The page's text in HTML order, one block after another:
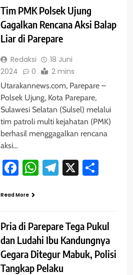
Tim PMK Polsek Ujung
Gagalkan Rencana Aksi Balap
Liar di Parepare
Redaksi
18 Juni
2024
0 2 mins
Utarakannews.com, Parepare –
Polsek Ujung, Kota Parepare,
Sulawesi Selatan (Sulsel) melalui
tim patroli multi kejahatan (PMK)
berhasil menggagalkan rencana
aksi…
Facebook
WhatsApp
Telegram
X
Read More
Pria di Parepare Tega Pukul
dan Ludahi Ibu Kandungnya
Gegara Ditegur Mabuk, Polisi
Tangkap Pelaku